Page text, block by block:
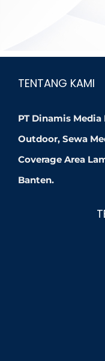
TENTANG KAMI
PT Dinamis
Outdoor, Sewa
Coverage Area
Banten.